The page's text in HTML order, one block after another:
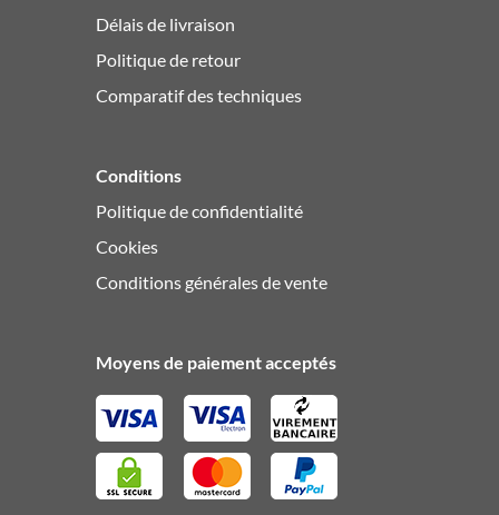
Délais de livraison
Politique de retour
Comparatif des techniques
Conditions
Politique de confidentialité
Cookies
Conditions générales de vente
Moyens de paiement acceptés